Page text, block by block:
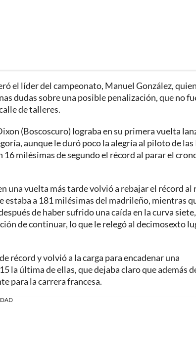
el líder del campeonato, Manuel González,
dudas sobre una posible penalización, que no
de talleres.
(Boscoscuro) lograba en su primera vuelta
aunque le duró poco la alegría al piloto de las
milésimas de segundo el récord al parar el
una vuelta más tarde volvió a rebajar el récord al
estaba a 181 milésimas del madrileño, mientras
de haber sufrido una caída en la curva
de continuar, lo que le relegó al decimosexto
récord y volvió a la carga para encadenar una
la última de ellas, que dejaba claro que además
para la carrera francesa.